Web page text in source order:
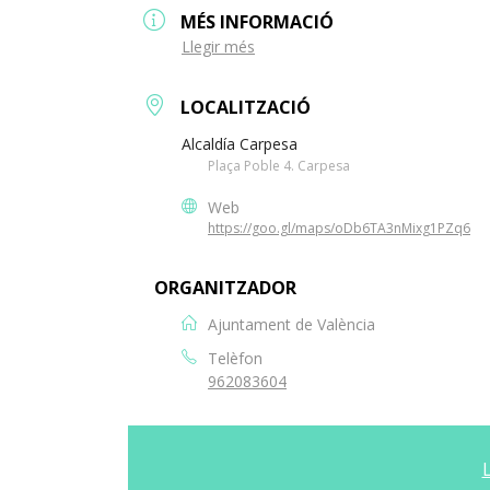
MÉS INFORMACIÓ
Llegir més
LOCALITZACIÓ
Alcaldía Carpesa
Plaça Poble 4. Carpesa
Web
https://goo.gl/maps/oDb6TA3nMixg1PZq6
ORGANITZADOR
Ajuntament de València
Telèfon
962083604